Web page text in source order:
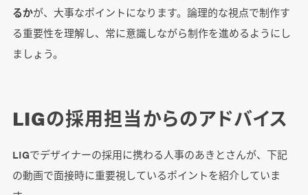
るかが、大事なポイントになります。論理的な視点で制作す
る重要性を理解し、常に意識しながら制作を進めるようにし
ましょう。
LIGの採用担当からのアドバイス
LIGでデザイナーの採用に携わる人事のあきとさんが、下記
の動画で面接時に重要視しているポイントを紹介していま